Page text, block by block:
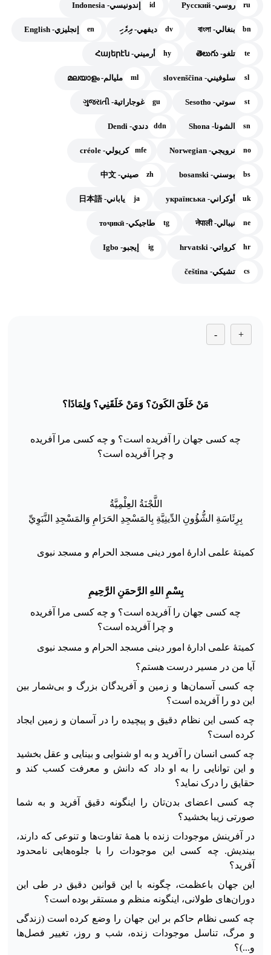
ru روسي- Русский id إندونيسي- Indonesia
bn بنغالي- বাংলা dv ديفهي- ދިވެހި en إنجليزي- English
te تلغو- తెలుగు hy أرميني- Հայերէն
sl سلوفيني- slovenščina ml مليالم- മലയാളം
st سوتي- Sesotho gu غوجاراتية- ગુજરાતી
sn الشونا- Shona ddn دندي- Dendi
no نرويجي- Norwegian mfe كريولي- créole
bs بوسني- bosanski zh صيني- 中文
uk أوكراني- українська ja ياباني- 日本語
ne نيبالي- नेपाली tg طاجيكي- тоҷикӣ
hr كرواتي- hrvatski ig إيجبو- Igbo
cs تشيكي- čeština
+
-
مَنْ خَلَقَ الكَونَ؟ وَمَنْ خَلَقَنِي؟ وَلِمَاذَا؟
چه کسی جهان را آفریده است؟ و چه کسی مرا آفریده
و چرا آفریده است؟
اللَّجْنَةُ العِلْمِيَّةُ
بِرِئَاسَةِ الشُّؤُونِ الدِّينِيَّةِ بِالمَسْجِدِ الحَرَامِ وَالمَسْجِدِ النَّبَوِيِّ
کمیتهٔ علمی ادارهٔ امور دینی مسجد الحرام و مسجد نبوی
بسم الله الرحمن الرحيم
چه کسی جهان را آفریده است؟ و چه کسی مرا آفریده
و چرا آفریده است؟
کمیتهٔ علمی ادارهٔ امور دینی مسجد الحرام و مسجد نبوی
آیا من در مسیر درست هستم؟
چه کسی آسمان‌ها و زمین و آفریدگان بزرگ و بی‌شمار بین
این دو را آفریده است؟
چه کسی این نظام دقیق و پیچیده را در آسمان‌ و زمین ایجاد
کرده است؟
چه کسی انسان را آفرید و به او شنوایی و بینایی و عقل بخشید
و این توانایی را به او داد که دانش و‌ معرفت کسب کند و
حقایق را درک نماید؟
چه کسی اعضای بدن‌تان را اینگونه دقیق آفرید و به شما
صورتی زیبا بخشید؟
در آفرینش موجودات زنده با همهٔ تفاوت‌ها و تنوعی که دارند،
بیندیش. چه کسی این موجودات را با جلوه‌هایی نامحدود
آفرید؟
این جهان باعظمت، چگونه با این قوانین دقیق در طی این
دوران‌های طولانی، اینگونه منظم و مستقر بوده است؟
چه کسی نظام حاکم بر این جهان را وضع کرده است (زندگی
و مرگ، تناسل موجودات زنده، شب و روز، تغییر فصل‌ها
و...)؟